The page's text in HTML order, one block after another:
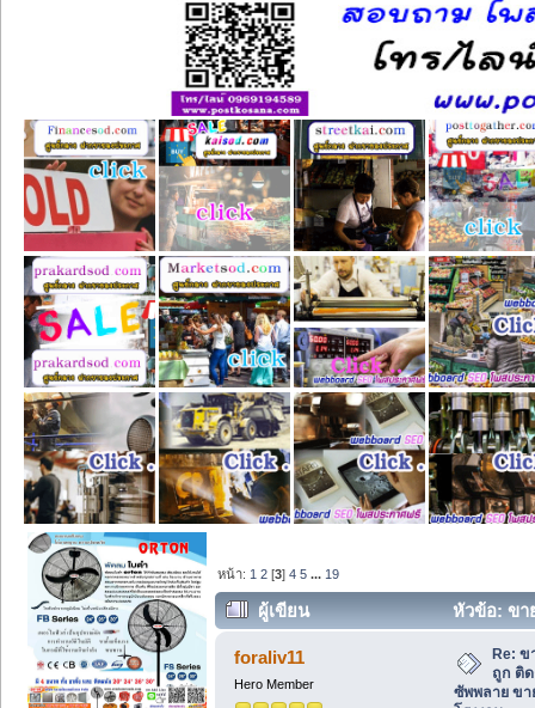
หน้า: 1 2 [3]4 5 ... 19
ผู้เขียน
หัวข้อ: ขา
ซัพพลาย ขายส่งแอร์บ้าน ราคาโรงงาน
foraliv11
Hero Member
Re: ข
ถูก ติ
ซัพพลาย ขา